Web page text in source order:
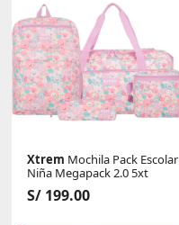
Xtrem Mochila Pack Escolar
Niña Megapack 2.0 5xt
S/ 199.00